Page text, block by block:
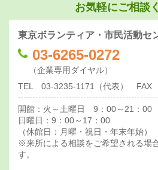
お気軽にご相談
東京ボランティア・市民活動セ
03-6265-0272
（企業専用ダイヤル）
TEL 03-3235-1171
（代表）
開館：火～土曜日 9：00～21：00
日曜日：9：00～17：00
（休館日：月曜・祝日・年末年始）
※来所による相談をご希望される場
す。